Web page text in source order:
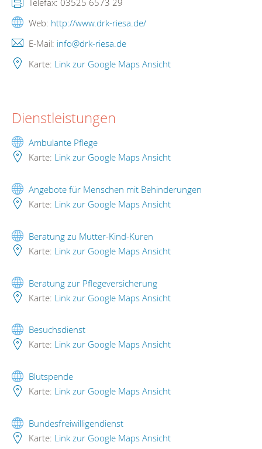
Web: http://www.drk-riesa.de/
E-Mail: info@drk-riesa.de
Karte: Link zur Google Maps Ansicht
Dienstleistungen
Ambulante Pflege
Karte: Link zur Google Maps Ansicht
Angebote für Menschen mit Behinderungen
Karte: Link zur Google Maps Ansicht
Beratung zu Mutter-Kind-Kuren
Karte: Link zur Google Maps Ansicht
Beratung zur Pflegeversicherung
Karte: Link zur Google Maps Ansicht
Besuchsdienst
Karte: Link zur Google Maps Ansicht
Blutspende
Karte: Link zur Google Maps Ansicht
Bundesfreiwilligendienst
Karte: Link zur Google Maps Ansicht